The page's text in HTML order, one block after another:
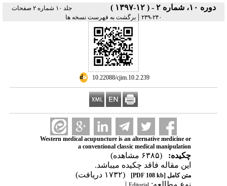
دوره ۱۰، شماره ۲ - ( ۱۲-۱۳۹۷ )
جلد ۱۰ شماره ۲ صفحات
۲۴۰-۲۳۹
| برگشت به فهرست نسخه ها
‎ 10.22088/cjim.10.2.239
Western medical acupuncture is an alternative medicine or
a conventional classic medical manipulation
چکیده:
(۶۳۸۵ مشاهده)
این مقاله فاقد چکیده می​باشد.
متن کامل[PDF 108 kb]
(۱۷۳۲ دریافت)
نوع مطالعه:
|